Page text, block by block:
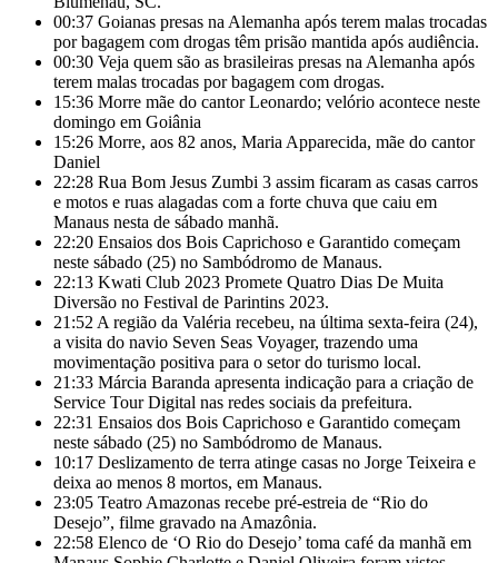
00:37 Goianas presas na Alemanha após terem malas trocadas
por bagagem com drogas têm prisão mantida após audiência.
00:30 Veja quem são as brasileiras presas na Alemanha após
terem malas trocadas por bagagem com drogas.
15:36 Morre mãe do cantor Leonardo; velório acontece neste
domingo em Goiânia
15:26 Morre, aos 82 anos, Maria Apparecida, mãe do cantor
Daniel
22:28 Rua Bom Jesus Zumbi 3 assim ficaram as casas carros
e motos e ruas alagadas com a forte chuva que caiu em
Manaus nesta de sábado manhã.
22:20 Ensaios dos Bois Caprichoso e Garantido começam
neste sábado (25) no Sambódromo de Manaus.
22:13 Kwati Club 2023 Promete Quatro Dias De Muita
Diversão no Festival de Parintins 2023.
21:52 A região da Valéria recebeu, na última sexta-feira (24),
a visita do navio Seven Seas Voyager, trazendo uma
movimentação positiva para o setor do turismo local.
21:33 Márcia Baranda apresenta indicação para a criação de
Service Tour Digital nas redes sociais da prefeitura.
22:31 Ensaios dos Bois Caprichoso e Garantido começam
neste sábado (25) no Sambódromo de Manaus.
10:17 Deslizamento de terra atinge casas no Jorge Teixeira e
deixa ao menos 8 mortos, em Manaus.
23:05 Teatro Amazonas recebe pré-estreia de “Rio do
Desejo”, filme gravado na Amazônia.
22:58 Elenco de ‘O Rio do Desejo’ toma café da manhã em